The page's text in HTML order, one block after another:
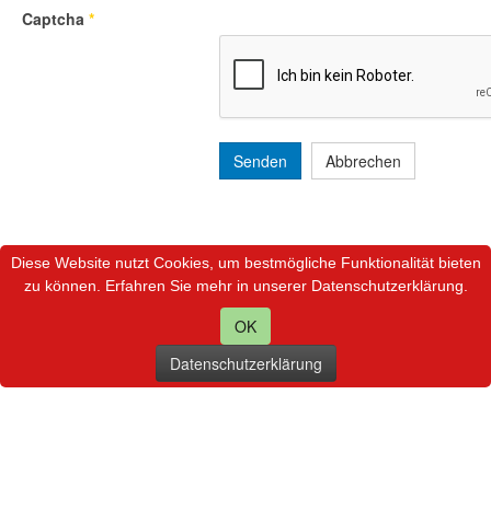
Captcha *
Senden Abbrechen
Diese Website nutzt Cookies, um bestmögliche Funktionalität bieten
zu können. Erfahren Sie mehr in unserer Datenschutzerklärung.
OK
Datenschutzerklärung